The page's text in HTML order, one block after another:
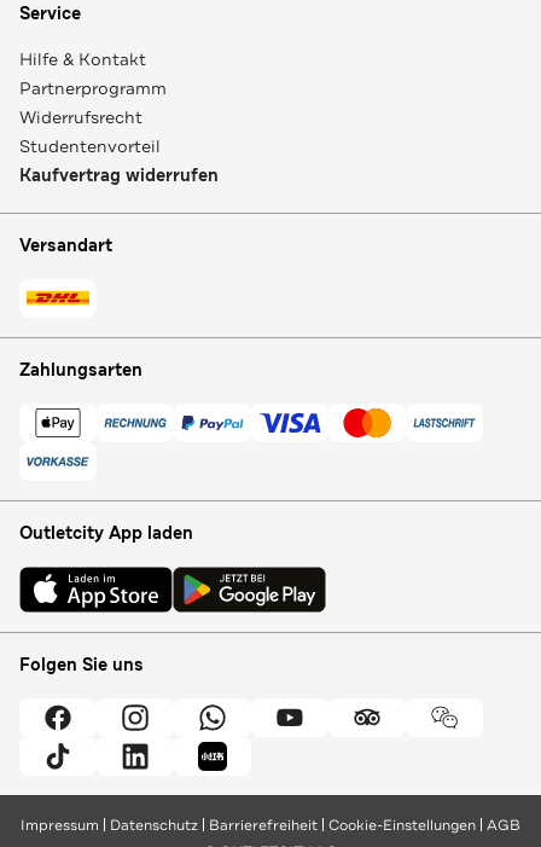
Service
Hilfe & Kontakt
Partnerprogramm
Widerrufsrecht
Studentenvorteil
Kaufvertrag widerrufen
Versandart
Zahlungsarten
Outletcity App laden
Folgen Sie uns
Impressum Datenschutz Barrierefreiheit Cookie-Einstellungen AGB